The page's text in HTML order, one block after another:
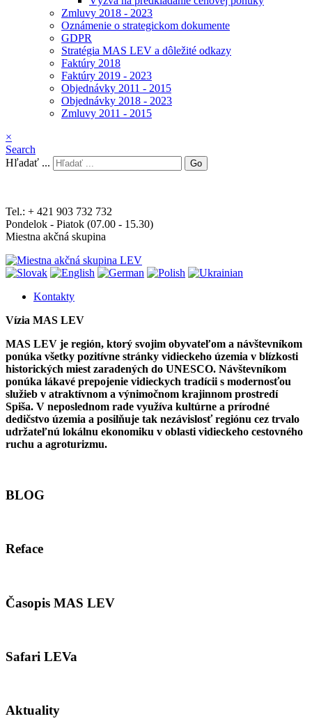
Zmluvy 2018 - 2023
Oznámenie o strategickom dokumente
GDPR
Stratégia MAS LEV a dôležité odkazy
Faktúry 2018
Faktúry 2019 - 2023
Objednávky 2011 - 2015
Objednávky 2018 - 2023
Zmluvy 2011 - 2015
×
Search
Hľadať ...
Go
Tel.: + 421 903 732 732
Pondelok - Piatok (07.00 - 15.30)
Miestna akčná skupina
Kontakty
Vízia MAS LEV
MAS LEV je región, ktorý svojim obyvateľom a návštevníkom
ponúka všetky pozitívne stránky vidieckeho územia v blízkosti
historických miest zaradených do UNESCO. Návštevníkom
ponúka lákavé prepojenie vidieckych tradícii s modernosťou
služieb v atraktívnom a výnimočnom krajinnom prostredí
Spiša. V neposlednom rade využíva kultúrne a prírodné
dedičstvo územia a posilňuje tak nezávislosť regiónu cez trvalo
udržateľnú lokálnu ekonomiku v oblasti vidieckeho cestovného
ruchu a agroturizmu.
BLOG
Reface
Časopis MAS LEV
Safari LEVa
Aktuality